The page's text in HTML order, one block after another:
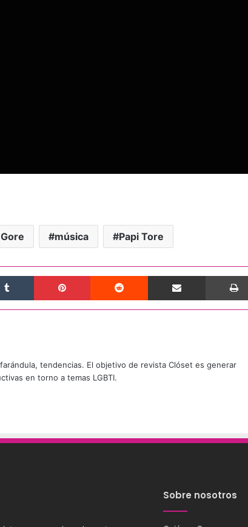
música Papi Tore
Tumblr Pinterest Reddit Compartir por correo electrónico
tendencias. El objetivo de revista Clóset es generar
en torno a temas LGBTI.
Sobre nosotros